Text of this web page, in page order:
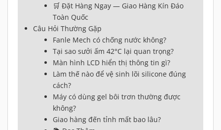
🛒 Đặt Hàng Ngay — Giao Hàng Kín Đáo
Toàn Quốc
Câu Hỏi Thường Gặp
Fanle Mech có chống nước không?
Tại sao sưởi ấm 42°C lại quan trọng?
Màn hình LCD hiển thị thông tin gì?
Làm thế nào để vệ sinh lõi silicone đúng
cách?
Máy có dùng gel bôi trơn thường được
không?
Giao hàng đến tỉnh mất bao lâu?